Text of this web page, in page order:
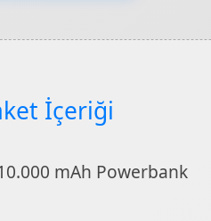
İçeriği
mAh Powerbank